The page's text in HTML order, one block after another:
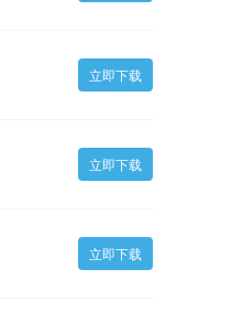
立即下载
立即下载
立即下载